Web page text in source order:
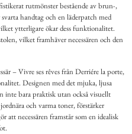
rutmönster bestående av brun-,
handtag och en läderpatch med
ytterligare ökar dess funktionalitet.
vilket framhäver necessären och den
– Vivre ses rêves från Derriére la porte,
Designen med det mjuka, ljusa
inte bara praktisk utan också visuellt
och varma toner, förstärker
att necessären framstår som en idealisk